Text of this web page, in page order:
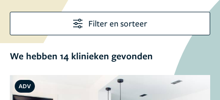
Filter en sorteer
We hebben 14 klinieken gevonden
ADV